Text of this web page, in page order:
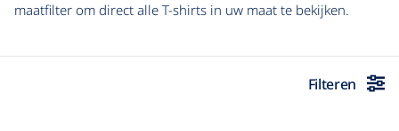
maatfilter om direct alle T-shirts in uw maat te bekijken.
Filteren